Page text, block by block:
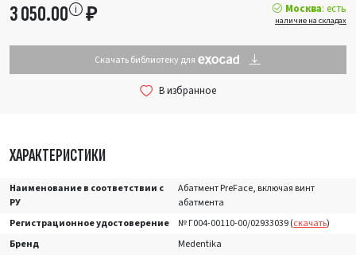
ХАРАКТЕРИСТИКИ
Наименование в соответствии с
РУ
Абатмент PreFace, включая винт
абатмента
Регистрационное удостоверение
№ Г004-00110-00/02933039 (скачать)
Бренд
Medentika
3 050.00 ₽ Москва: есть
наличие на складах
Скачать библиотеку для